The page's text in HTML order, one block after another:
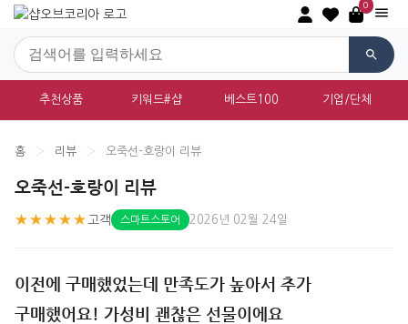
0
추천상품 키워드#샵 베스트100 기업/단체
홈 › 리뷰 › 오죽선-호랑이 리뷰
오죽선-호랑이 리뷰
★★★★★ 고객 스마트스토어 2026년 02월 24일
이전에 구매했었는데 만족도가 높아서 추가
구매했어요! 가성비 괜찮은 선물이에요